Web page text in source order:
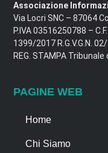
Associazione
Via Locri SNC – 87064
P.IVA 03516250788 –
1399/2017 R.G.V.G.N.
REG. STAMPA
PAGINE WEB
Home
Chi Siamo